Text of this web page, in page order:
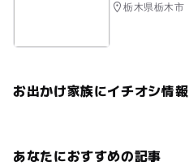
栃木県栃木市
お出かけ家族にイチオシ情報
あなたにおすすめの記事